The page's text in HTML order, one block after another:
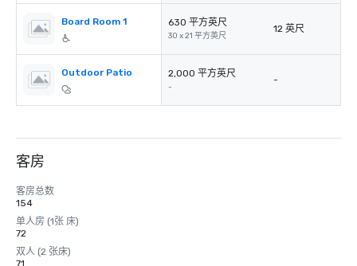
Board Room 1 630 平方英尺
30 x 21 平方英尺
12 英尺
Outdoor Patio 2,000 平方英尺
-
-
客房
客房总数
154
单人房 (1张 床)
72
双人 (2 张床)
71